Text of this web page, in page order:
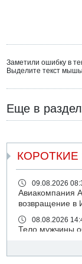
Заметили ошибку в
Выделите текст
Еще в
09.08.2026
Авиакомпания
возвращение в
08.08.2026
Тело мужчины
08.08.2026